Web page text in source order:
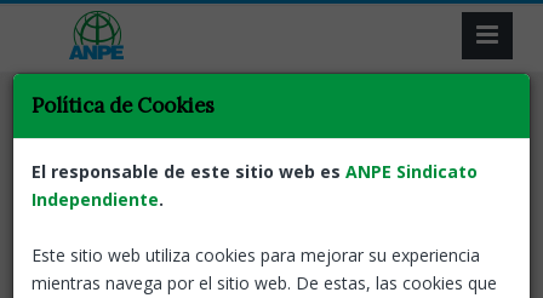
Resultat de la recerca
Tornar
Política de Cookies
El responsable de este sitio web es ANPE Sindicato
Independiente.
Este sitio web utiliza cookies para mejorar su experiencia
mientras navega por el sitio web. De estas, las cookies que